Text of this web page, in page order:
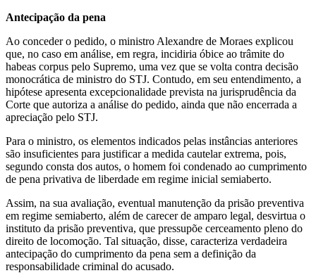
Antecipação da pena
Ao conceder o pedido, o ministro Alexandre de Moraes explicou
que, no caso em análise, em regra, incidiria óbice ao trâmite do
habeas corpus pelo Supremo, uma vez que se volta contra decisão
monocrática de ministro do STJ. Contudo, em seu entendimento, a
hipótese apresenta excepcionalidade prevista na jurisprudência da
Corte que autoriza a análise do pedido, ainda que não encerrada a
apreciação pelo STJ.
Para o ministro, os elementos indicados pelas instâncias anteriores
são insuficientes para justificar a medida cautelar extrema, pois,
segundo consta dos autos, o homem foi condenado ao cumprimento
de pena privativa de liberdade em regime inicial semiaberto.
Assim, na sua avaliação, eventual manutenção da prisão preventiva
em regime semiaberto, além de carecer de amparo legal, desvirtua o
instituto da prisão preventiva, que pressupõe cerceamento pleno do
direito de locomoção. Tal situação, disse, caracteriza verdadeira
antecipação do cumprimento da pena sem a definição da
responsabilidade criminal do acusado.